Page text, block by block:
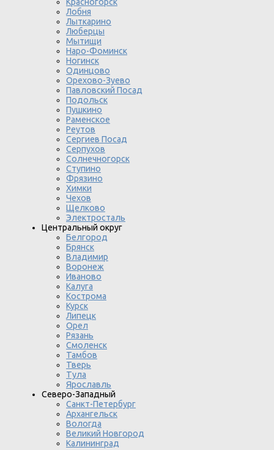
Лобня
Лыткарино
Люберцы
Мытищи
Наро-Фоминск
Ногинск
Одинцово
Орехово-Зуево
Павловский Посад
Подольск
Пушкино
Раменское
Реутов
Сергиев Посад
Серпухов
Солнечногорск
Ступино
Фрязино
Химки
Чехов
Щелково
Электросталь
Центральный округ
Белгород
Брянск
Владимир
Воронеж
Иваново
Калуга
Кострома
Курск
Липецк
Орел
Рязань
Смоленск
Тамбов
Тверь
Тула
Ярославль
Северо-Западный
Санкт-Петербург
Архангельск
Вологда
Великий Новгород
Калининград